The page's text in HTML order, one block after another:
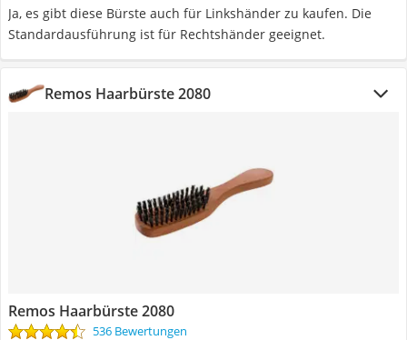
Ja, es gibt diese Bürste auch für Linkshänder zu kaufen. Die
Standardausführung ist für Rechtshänder geeignet.
Remos Haarbürste 2080
Remos Haarbürste 2080
536 Bewertungen